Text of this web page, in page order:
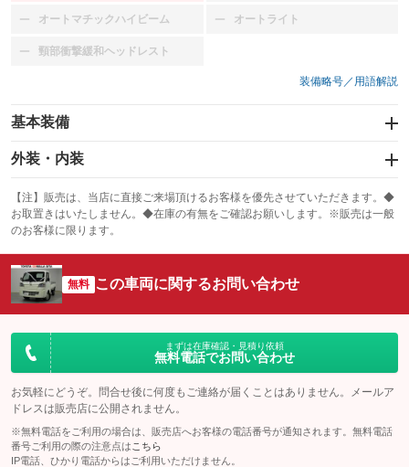
オートマチックハイビーム
：装備なし オートライト
：装備なし
頸部衝撃緩和ヘッドレスト
：装備なし
装備略号／用語解説
基本装備
エアバッグ：運転席
：装備あり
：装備なし
サンルーフ
：装備なし ABS
エアコン
：装備あり Wエアコン
：装備なし
リフトアップ
：装備なし パワーステアリング
：装備あり
ダウンヒルアシストコントロール
パワーウィンドウ
：装備なし 盗難防止システム
：装備なし
：装備なし
USB入力端子
：装備なし
100V電源
：装備なし
外装・内装
カーナビ
：装備なし
TV
：装備なし
オーディオ
ビジュアル
：装備なし
革シート
：装備なし ハーフレザーシート
：装備なし
：装備なし ：装備あり
HID(キセノンライト)
バックカメラ
：装備なし
【注】販売は、当店に直接ご来場頂けるお客様を優先させていただきます。◆
お取置きはいたしません。◆在庫の有無をご確認お願いします。※販売は一般
のお客様に限ります。
無料 この車両に関するお問い合わせ
まずは在庫確認・見積り依頼
無料電話でお問い合わせ
お気軽にどうぞ。問合せ後に何度もご連絡が届くことはありません。メールア
ドレスは販売店に公開されません。
※無料電話をご利用の場合は、販売店へお客様の電話番号が通知されます。無料電話
番号ご利用の際の注意点は こちら
IP電話、ひかり電話からはご利用いただけません。